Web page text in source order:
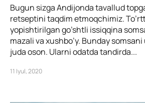
Bugun sizga Andijonda tavallud
retseptini taqdim etmoqchimiz.
yopishtirilgan go’shtli issiqqina
mazali va xushbo’y. Bunday
juda oson. Ularni odatda tandirda...
11 Iyul, 2020